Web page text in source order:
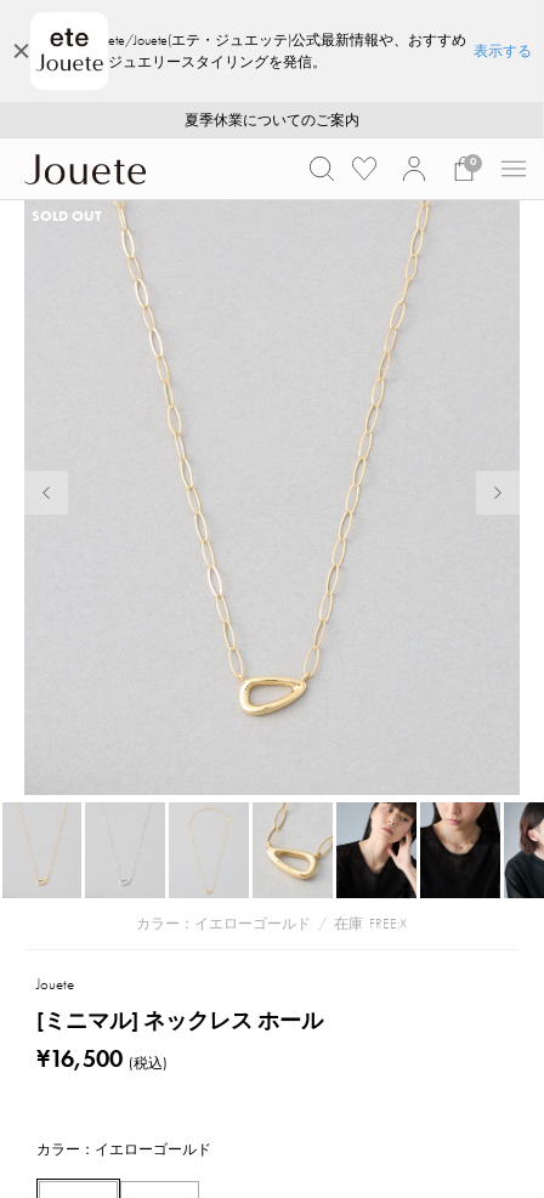
ete/Jouete(エテ・ジュエッテ)公式最新情報や、おすすめ
ジュエリースタイリングを発信。
表示する
採用のご案内
ご注文いただいたお品物のお届け状況について
夏季休業についてのご案内
WEB LIMITED ITEMS >>
採用のご案内
ご注文いただいたお品物のお届け状況について
0
カラー：イエローゴールド / 在庫 FREE:☓
SOLD OUT
Jouete
[ミニマル] ネックレス ホール
¥16,500 (税込)
カラー：イエローゴールド